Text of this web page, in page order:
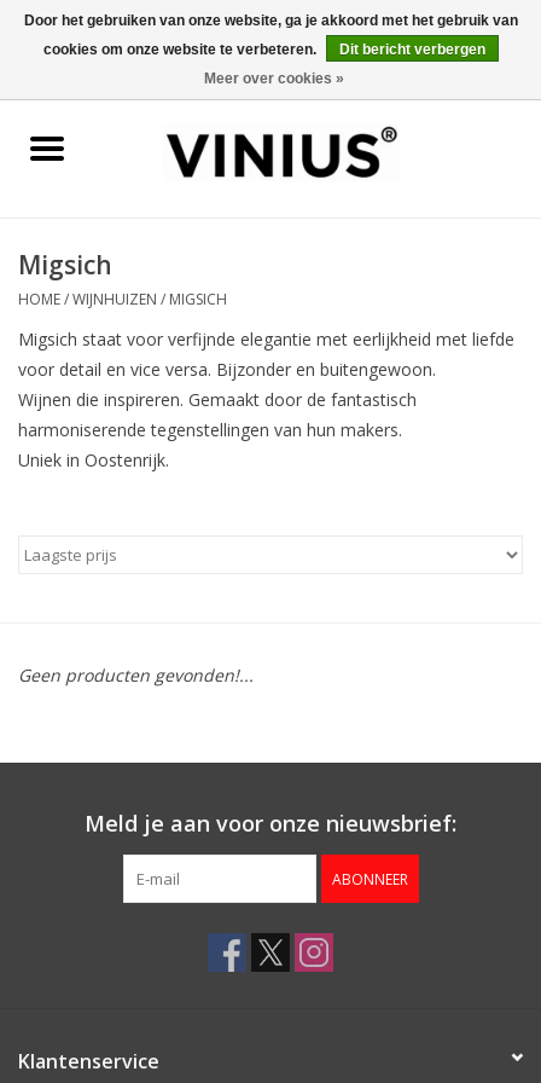
0 Artikelen - €0,00
Wijn per kleur/soort
Wijnproeverij
Over Vinius
Migsich
HOME/WIJNHUIZEN / MIGSICH
Migsich staat voor verfijnde elegantie met eerlijkheid met liefde
voor detail en vice versa. Bijzonder en buitengewoon.
Wijnen die inspireren. Gemaakt door de fantastisch
harmoniserende tegenstellingen van hun makers.
Uniek in Oostenrijk.
Geen producten gevonden!...
Meld je aan voor onze nieuwsbrief:
ABONNEER
Klantenservice
Door het gebruiken van onze website, ga je akkoord met het gebruik van
cookies om onze website te verbeteren.
Dit bericht verbergen
Meer over cookies »